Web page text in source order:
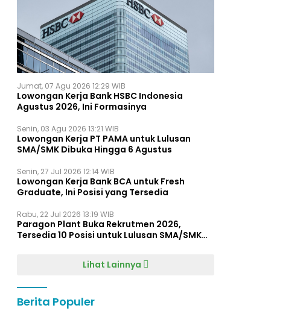
Jumat, 07 Agu 2026 12:29 WIB
Lowongan Kerja Bank HSBC Indonesia
Agustus 2026, Ini Formasinya
Senin, 03 Agu 2026 13:21 WIB
Lowongan Kerja PT PAMA untuk Lulusan
SMA/SMK Dibuka Hingga 6 Agustus
Senin, 27 Jul 2026 12:14 WIB
Lowongan Kerja Bank BCA untuk Fresh
Graduate, Ini Posisi yang Tersedia
Rabu, 22 Jul 2026 13:19 WIB
Paragon Plant Buka Rekrutmen 2026,
Tersedia 10 Posisi untuk Lulusan SMA/SMK
Lihat Lainnya
Berita Populer